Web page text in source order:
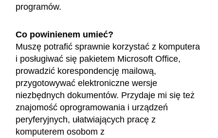
programów.
Co powinienem umieć?
Muszę potrafić sprawnie korzystać z komputera
i posługiwać się pakietem Microsoft Office,
prowadzić korespondencję mailową,
przygotowywać elektroniczne wersje
niezbędnych dokumentów. Przydaje mi się też
znajomość oprogramowania i urządzeń
peryferyjnych, ułatwiających pracę z
komputerem osobom z